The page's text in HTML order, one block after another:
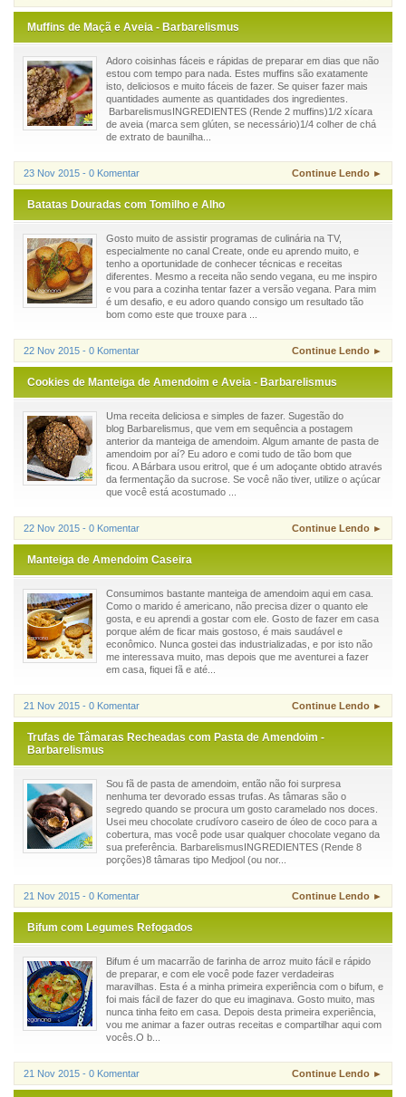
Muffins de Maçã e Aveia - Barbarelismus
Adoro coisinhas fáceis e rápidas de preparar em dias que não
estou com tempo para nada. Estes muffins são exatamente
isto, deliciosos e muito fáceis de fazer. Se quiser fazer mais
quantidades aumente as quantidades dos ingredientes.
BarbarelismusINGREDIENTES (Rende 2 muffins)1/2 xícara
de aveia (marca sem glúten, se necessário)1/4 colher de chá
de extrato de baunilha...
23 Nov 2015 - 0 Komentar Continue Lendo ►
Batatas Douradas com Tomilho e Alho
Gosto muito de assistir programas de culinária na TV,
especialmente no canal Create, onde eu aprendo muito, e
tenho a oportunidade de conhecer técnicas e receitas
diferentes. Mesmo a receita não sendo vegana, eu me inspiro
e vou para a cozinha tentar fazer a versão vegana. Para mim
é um desafio, e eu adoro quando consigo um resultado tão
bom como este que trouxe para ...
22 Nov 2015 - 0 Komentar Continue Lendo ►
Cookies de Manteiga de Amendoim e Aveia - Barbarelismus
Uma receita deliciosa e simples de fazer. Sugestão do
blog Barbarelismus, que vem em sequência a postagem
anterior da manteiga de amendoim. Algum amante de pasta de
amendoim por aí? Eu adoro e comi tudo de tão bom que
ficou. A Bárbara usou eritrol, que é um adoçante obtido através
da fermentação da sucrose. Se você não tiver, utilize o açúcar
que você está acostumado ...
22 Nov 2015 - 0 Komentar Continue Lendo ►
Manteiga de Amendoim Caseira
Consumimos bastante manteiga de amendoim aqui em casa.
Como o marido é americano, não precisa dizer o quanto ele
gosta, e eu aprendi a gostar com ele. Gosto de fazer em casa
porque além de ficar mais gostoso, é mais saudável e
econômico. Nunca gostei das industrializadas, e por isto não
me interessava muito, mas depois que me aventurei a fazer
em casa, fiquei fã e até...
21 Nov 2015 - 0 Komentar Continue Lendo ►
Trufas de Tâmaras Recheadas com Pasta de Amendoim -
Barbarelismus
Sou fã de pasta de amendoim, então não foi surpresa
nenhuma ter devorado essas trufas. As tâmaras são o
segredo quando se procura um gosto caramelado nos doces.
Usei meu chocolate crudívoro caseiro de óleo de coco para a
cobertura, mas você pode usar qualquer chocolate vegano da
sua preferência. BarbarelismusINGREDIENTES (Rende 8
porções)8 tâmaras tipo Medjool (ou nor...
21 Nov 2015 - 0 Komentar Continue Lendo ►
Bifum com Legumes Refogados
Bifum é um macarrão de farinha de arroz muito fácil e rápido
de preparar, e com ele você pode fazer verdadeiras
maravilhas. Esta é a minha primeira experiência com o bifum, e
foi mais fácil de fazer do que eu imaginava. Gosto muito, mas
nunca tinha feito em casa. Depois desta primeira experiência,
vou me animar a fazer outras receitas e compartilhar aqui com
vocês.O b...
21 Nov 2015 - 0 Komentar Continue Lendo ►